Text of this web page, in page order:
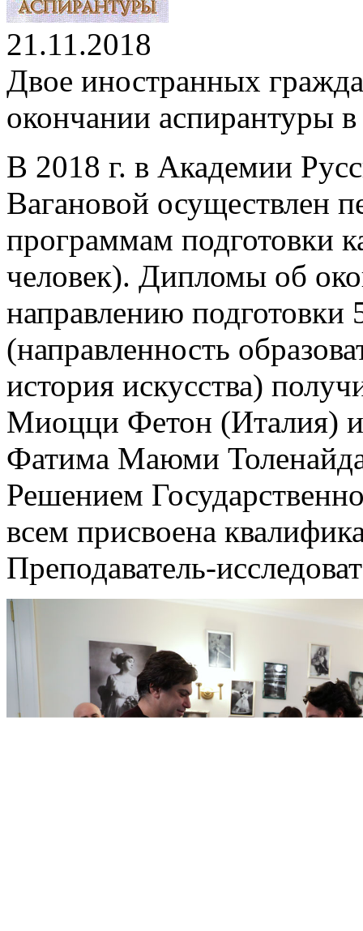
21.11.2018
Двое иностранных
окончании аспирантуры
В 2018 г. в Академии
Вагановой осуществлен
программам подготовки
человек). Дипломы об
направлению подготовки
(направленность
история искусства)
Миоцци Фетон (Италия)
Фатима Маюми
Решением
всем присвоена
Преподаватель-